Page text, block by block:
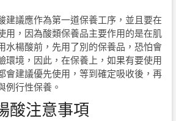
建議應作為第一道保養工序，並且要在
用，因為酸類保養品主要作用的是在肌
水楊酸前，先用了別的保養品，恐怕會
環境，因此，在保養上，如果有要使用
會建議優先使用，等到確定吸收後，再
例行性保養。
酸注意事項